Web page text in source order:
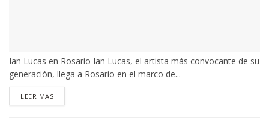
Ian Lucas en Rosario Ian Lucas, el artista más convocante de su
generación, llega a Rosario en el marco de...
LEER MASDETAILS